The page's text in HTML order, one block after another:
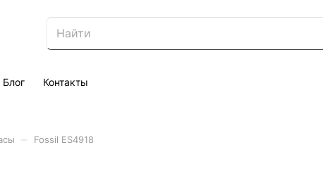
Блог Контакты
Fossil ES4918